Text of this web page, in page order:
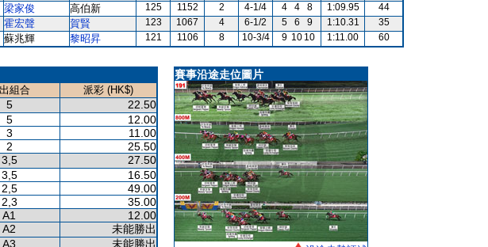
梁家俊 高伯新 125 1152 2 4-1/4 4 4 8 1:09.95
44
霍宏聲 賀賢 123 1067 4 6-1/2 5 6 9 1:10.31
35
蘇兆輝 黎昭昇 121 1106 8 10-3/4 9 10 10 1:11.00 60
組合
派彩 (HK$)
5 22.50
5
12.00
3
11.00
2
25.50
3,5 27.50
3,5
16.50
2,5
49.00
2,3
35.00
A1
12.00
A2
未能勝出
A3
未能勝出
賽事沿途走位圖片